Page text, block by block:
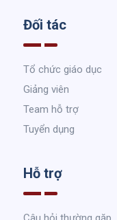
Đối tác
Tổ chức giáo dục
Giảng viên
Team hỗ trợ
Tuyển dụng
Hỗ trợ